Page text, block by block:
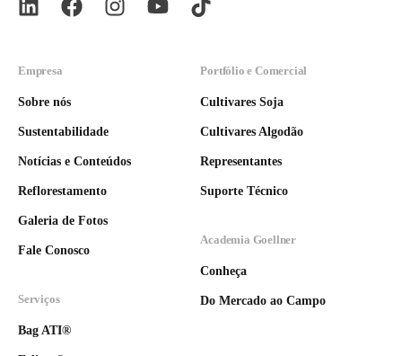
Empresa
Sobre nós
Sustentabilidade
Notícias e Conteúdos
Reflorestamento
Galeria de Fotos
Fale Conosco
Serviços
Bag ATI®
Portfólio e Comercial
Cultivares Soja
Cultivares Algodão
Representantes
Suporte Técnico
Academia Goellner
Conheça
Do Mercado ao Campo